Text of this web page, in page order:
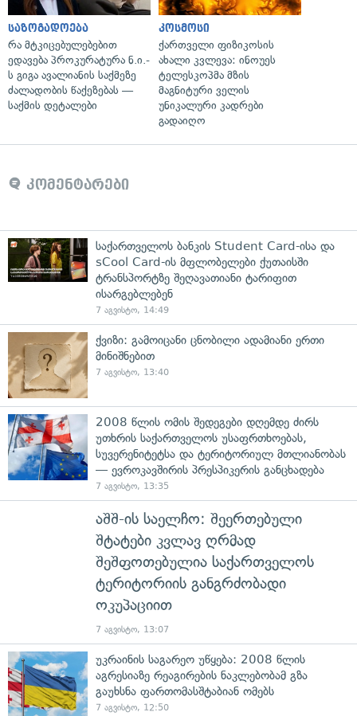
საზოგადოება
რა მტკიცებულებებით
ედავება პროკურატურა ნ.ი.-
ს გიგა ავალიანის საქმეზე
ძალადობის წაქეზებას —
საქმის დეტალები
კოსმოსი
ქართველი ფიზიკოსის
ახალი კვლევა: ინოუეს
ტელესკოპმა მზის
მაგნიტური ველის
უნიკალური კადრები
გადაიღო
კომენტარები
საქართველოს ბანკის Student Card-ისა და
sCool Card-ის მფლობელები ქუთაისში
ტრანსპორტზე შეღავათიანი ტარიფით
ისარგებლებენ
7 აგვისტო, 14:49
ქვიზი: გამოიცანი ცნობილი ადამიანი ერთი
მინიშნებით
7 აგვისტო, 13:40
2008 წლის ომის შედეგები დღემდე ძირს
უთხრის საქართველოს უსაფრთხოებას,
სუვერენიტეტსა და ტერიტორიულ მთლიანობას
— ევროკავშირის პრესპიკერის განცხადება
7 აგვისტო, 13:35
აშშ-ის საელჩო: შეერთებული
შტატები კვლავ ღრმად
შეშფოთებულია საქართველოს
ტერიტორიის განგრძობადი
ოკუპაციით
7 აგვისტო, 13:07
უკრაინის საგარეო უწყება: 2008 წლის
აგრესიაზე რეაგირების ნაკლებობამ გზა
გაუხსნა ფართომასშტაბიან ომებს
7 აგვისტო, 12:50